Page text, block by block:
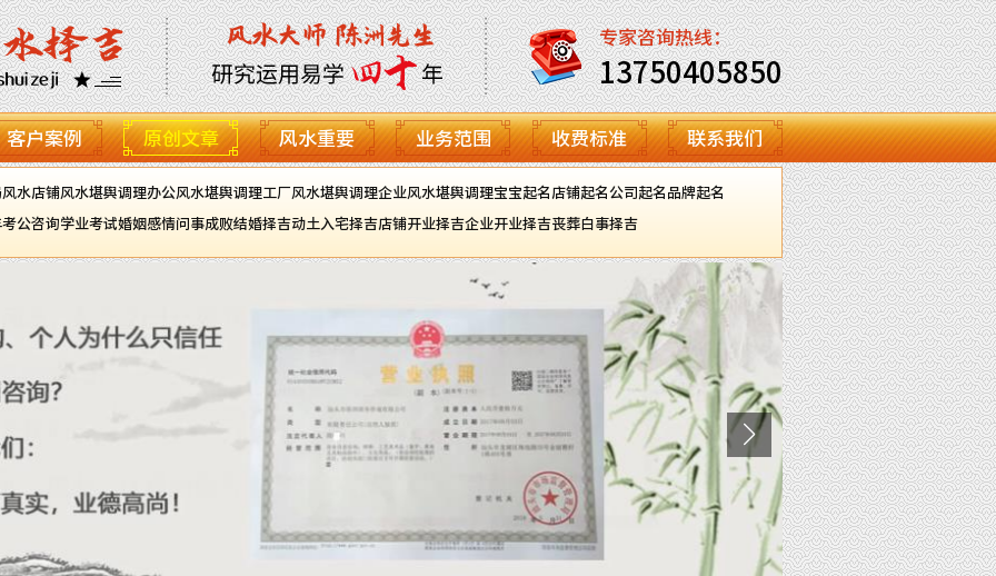
专家咨询热线：
13750405850
客户案例 原创文章 风水重要 业务范围 收费标准 联系我们
水店铺风水堪舆调理办公风水堪舆调理工厂风水堪舆调理企业风水堪舆调理宝宝起名店铺起名公司起名品牌起名
考公咨询学业考试婚姻感情问事成败结婚择吉动土入宅择吉店铺开业择吉企业开业择吉丧葬白事择吉